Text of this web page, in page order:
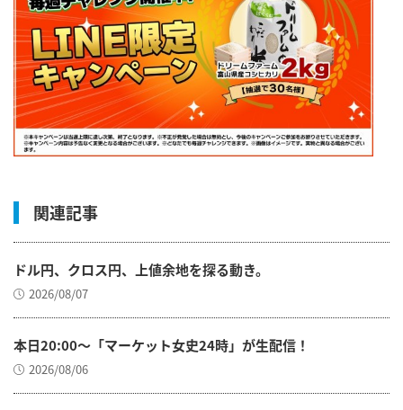
関連記事
ドル円、クロス円、上値余地を探る動き。
2026/08/07
本日20:00～「マーケット女史24時」が生配信！
2026/08/06